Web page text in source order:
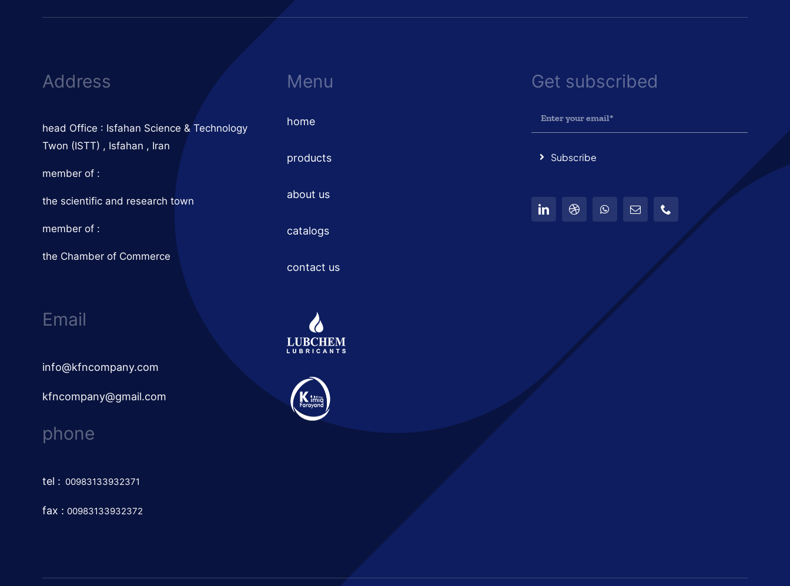
Address
head Office : Isfahan Science & Technology
Twon (ISTT) , Isfahan , Iran
member of :
the scientific and research town
member of :
the Chamber of Commerce
Email
info@kfncompany.com
kfncompany@gmail.com
phone
tel : 00983133932371
fax : 00983133932372
Menu
home
products
about us
catalogs
contact us
Get subscribed
Subscribe